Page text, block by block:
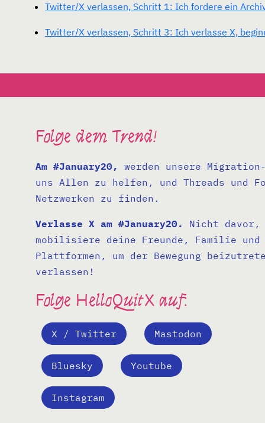
Twitter/X verlassen, Schritt 1: Ich fordere ein
Twitter/X verlassen, Schritt 3: Ich verlasse X,
Folge dem Trend!
Am #January20,
werden unsere
uns Allen zu helfen, und Threads und
Netzwerken zu finden.
Verlasse X am #January20.
Nicht davor,
mobilisiere deine Freunde, Familie
Plattformen, um der Bewegung
verlassen!
Folge HelloQuitX auf:
X / Twitter Mastodon
Bluesky Youtube
Instagram